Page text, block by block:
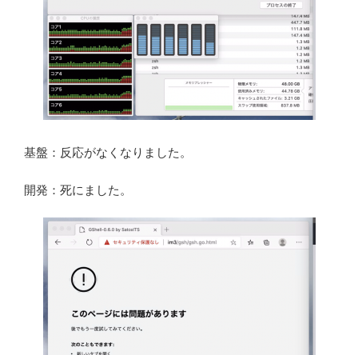
基盤：反応がなくなりました。
開発：死にました。